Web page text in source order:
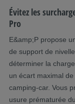
Évitez les
Pro
E&amp;P propose
de support de
déterminer la
un écart maximal
camping-car. Vous
usure prématurée